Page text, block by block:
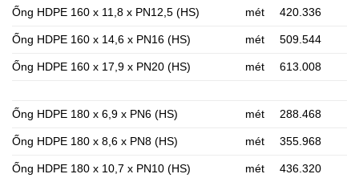
Ống HDPE 160 x 11,8 x PN12,5 (HS) mét 420.336
Ống HDPE 160 x 14,6 x PN16 (HS) mét 509.544
Ống HDPE 160 x 17,9 x PN20 (HS) mét 613.008
Ống HDPE 180 x 6,9 x PN6 (HS) mét 288.468
Ống HDPE 180 x 8,6 x PN8 (HS) mét 355.968
Ống HDPE 180 x 10,7 x PN10 (HS) mét 436.320